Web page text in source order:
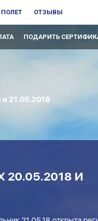
ОТЗЫВЫ
ПОДАРИТЬ
21.05.2018
И